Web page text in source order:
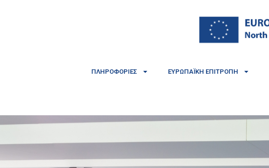
ΠΛΗΡΟΦΟΡΊΕΣ ΕΥΡΩΠΑΪΚΉ ΕΠΙΤΡΟΠΉ